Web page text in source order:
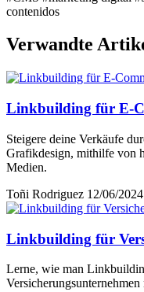
contenidos
Verwandte
Linkbuilding für E-
Steigere deine Verkäufe
Grafikdesign, mithilfe von
Medien.
Toñi Rodriguez 12/06/2024
Linkbuilding für
Lerne, wie man